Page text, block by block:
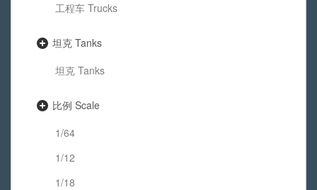
工程车 Trucks
坦克 Tanks
坦克 Tanks
比例 Scale
1/64
1/12
1/18